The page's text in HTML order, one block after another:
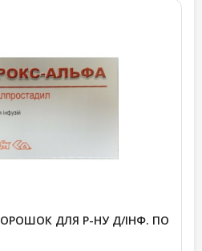
ДЛЯ Р-НУ Д/ІНФ. ПО